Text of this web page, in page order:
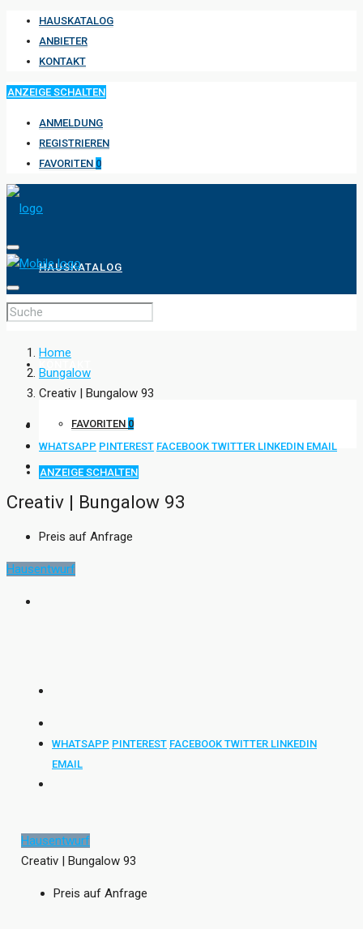
HAUSKATALOG
ANBIETER
KONTAKT
ANZEIGE SCHALTEN
ANMELDUNG
REGISTRIEREN
FAVORITEN 0
HAUSKATALOG
ANBIETER
FAVORITEN 0
ANZEIGE SCHALTEN
Home
Bungalow
Creativ | Bungalow 93
WHATSAPP PINTEREST FACEBOOK TWITTER LINKEDIN EMAIL
Creativ | Bungalow 93
Preis auf Anfrage
Hausentwurf
WHATSAPP PINTEREST FACEBOOK TWITTER LINKEDIN
EMAIL
Hausentwurf
Creativ | Bungalow 93
Preis auf Anfrage